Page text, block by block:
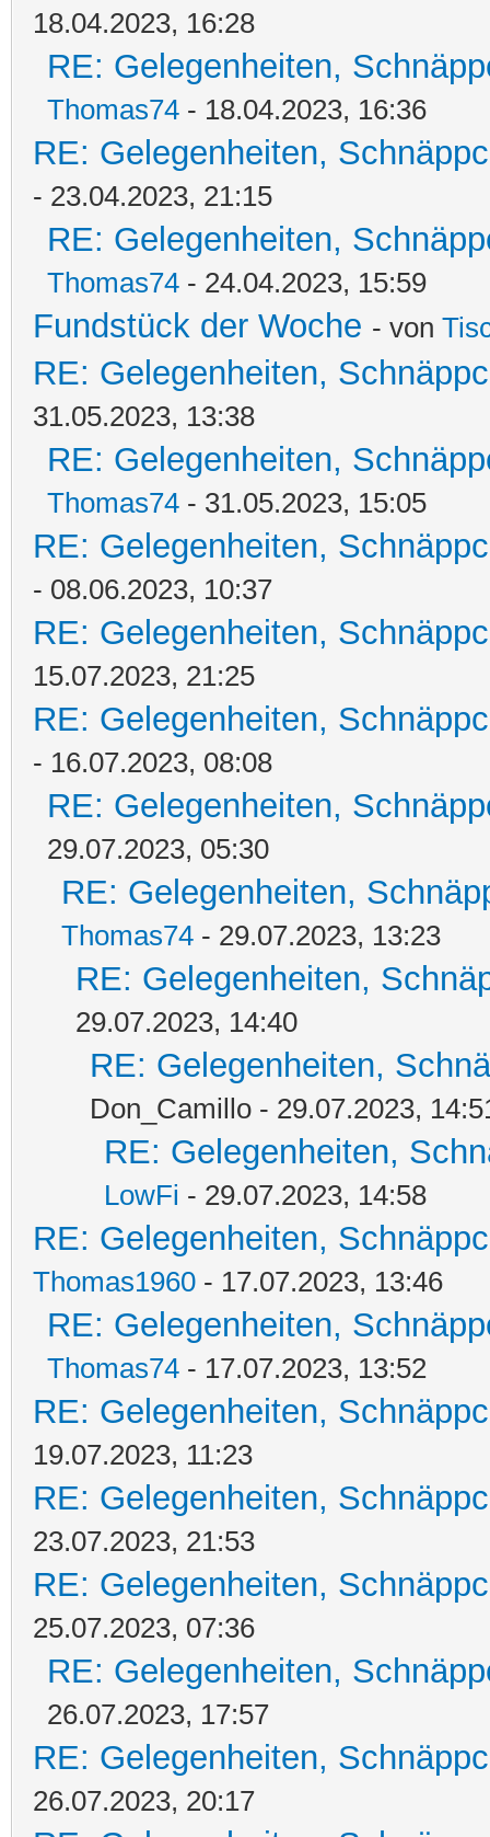
18.04.2023, 16:28
RE: Gelegenheiten,
Thomas74 - 18.04.2023, 16:36
RE: Gelegenheiten,
- 23.04.2023, 21:15
RE: Gelegenheiten,
Thomas74 - 24.04.2023, 15:59
Fundstück der Woche - von
RE: Gelegenheiten,
31.05.2023, 13:38
RE: Gelegenheiten,
Thomas74 - 31.05.2023, 15:05
RE: Gelegenheiten,
- 08.06.2023, 10:37
RE: Gelegenheiten,
15.07.2023, 21:25
RE: Gelegenheiten,
- 16.07.2023, 08:08
RE: Gelegenheiten,
29.07.2023, 05:30
RE: Gelegenheiten,
Thomas74 - 29.07.2023, 13:23
RE: Gelegenheiten,
29.07.2023, 14:40
RE: Gelegenheiten,
Don_Camillo - 29.07.2023,
RE: Gelegenheiten,
LowFi - 29.07.2023, 14:58
RE: Gelegenheiten,
Thomas1960 - 17.07.2023, 13:46
RE: Gelegenheiten,
Thomas74 - 17.07.2023, 13:52
RE: Gelegenheiten,
19.07.2023, 11:23
RE: Gelegenheiten,
23.07.2023, 21:53
RE: Gelegenheiten,
25.07.2023, 07:36
RE: Gelegenheiten,
26.07.2023, 17:57
RE: Gelegenheiten,
26.07.2023, 20:17